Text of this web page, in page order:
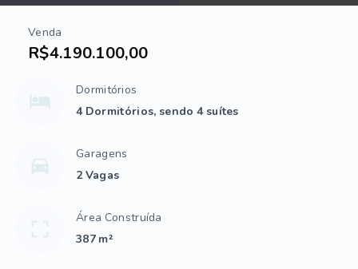
Venda
R$4.190.100,00
Dormitórios
4 Dormitórios, sendo 4 suítes
Garagens
2 Vagas
Área Construída
387 m²